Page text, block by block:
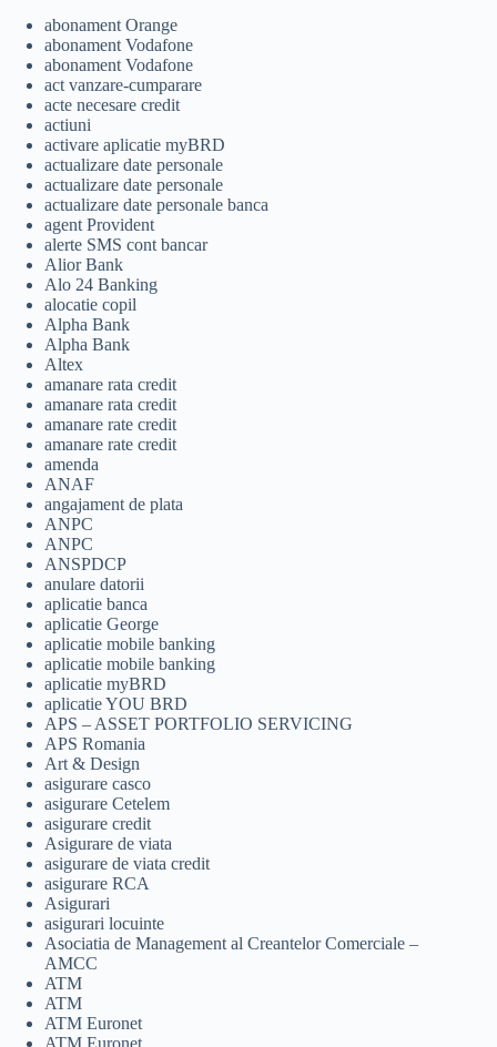
abonament Orange
abonament Vodafone
abonament Vodafone
act vanzare-cumparare
acte necesare credit
actiuni
activare aplicatie myBRD
actualizare date personale
actualizare date personale
actualizare date personale banca
agent Provident
alerte SMS cont bancar
Alior Bank
Alo 24 Banking
alocatie copil
Alpha Bank
Alpha Bank
Altex
amanare rata credit
amanare rata credit
amanare rate credit
amanare rate credit
amenda
ANAF
angajament de plata
ANPC
ANPC
ANSPDCP
anulare datorii
aplicatie banca
aplicatie George
aplicatie mobile banking
aplicatie mobile banking
aplicatie myBRD
aplicatie YOU BRD
APS – ASSET PORTFOLIO SERVICING
APS Romania
Art & Design
asigurare casco
asigurare Cetelem
asigurare credit
Asigurare de viata
asigurare de viata credit
asigurare RCA
Asigurari
asigurari locuinte
Asociatia de Management al Creantelor Comerciale –
AMCC
ATM
ATM
ATM Euronet
ATM Euronet